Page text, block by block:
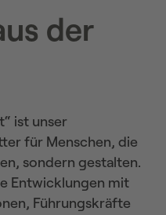
der
ist unser
für Menschen, die
sondern gestalten.
Entwicklungen mit
Führungskräfte